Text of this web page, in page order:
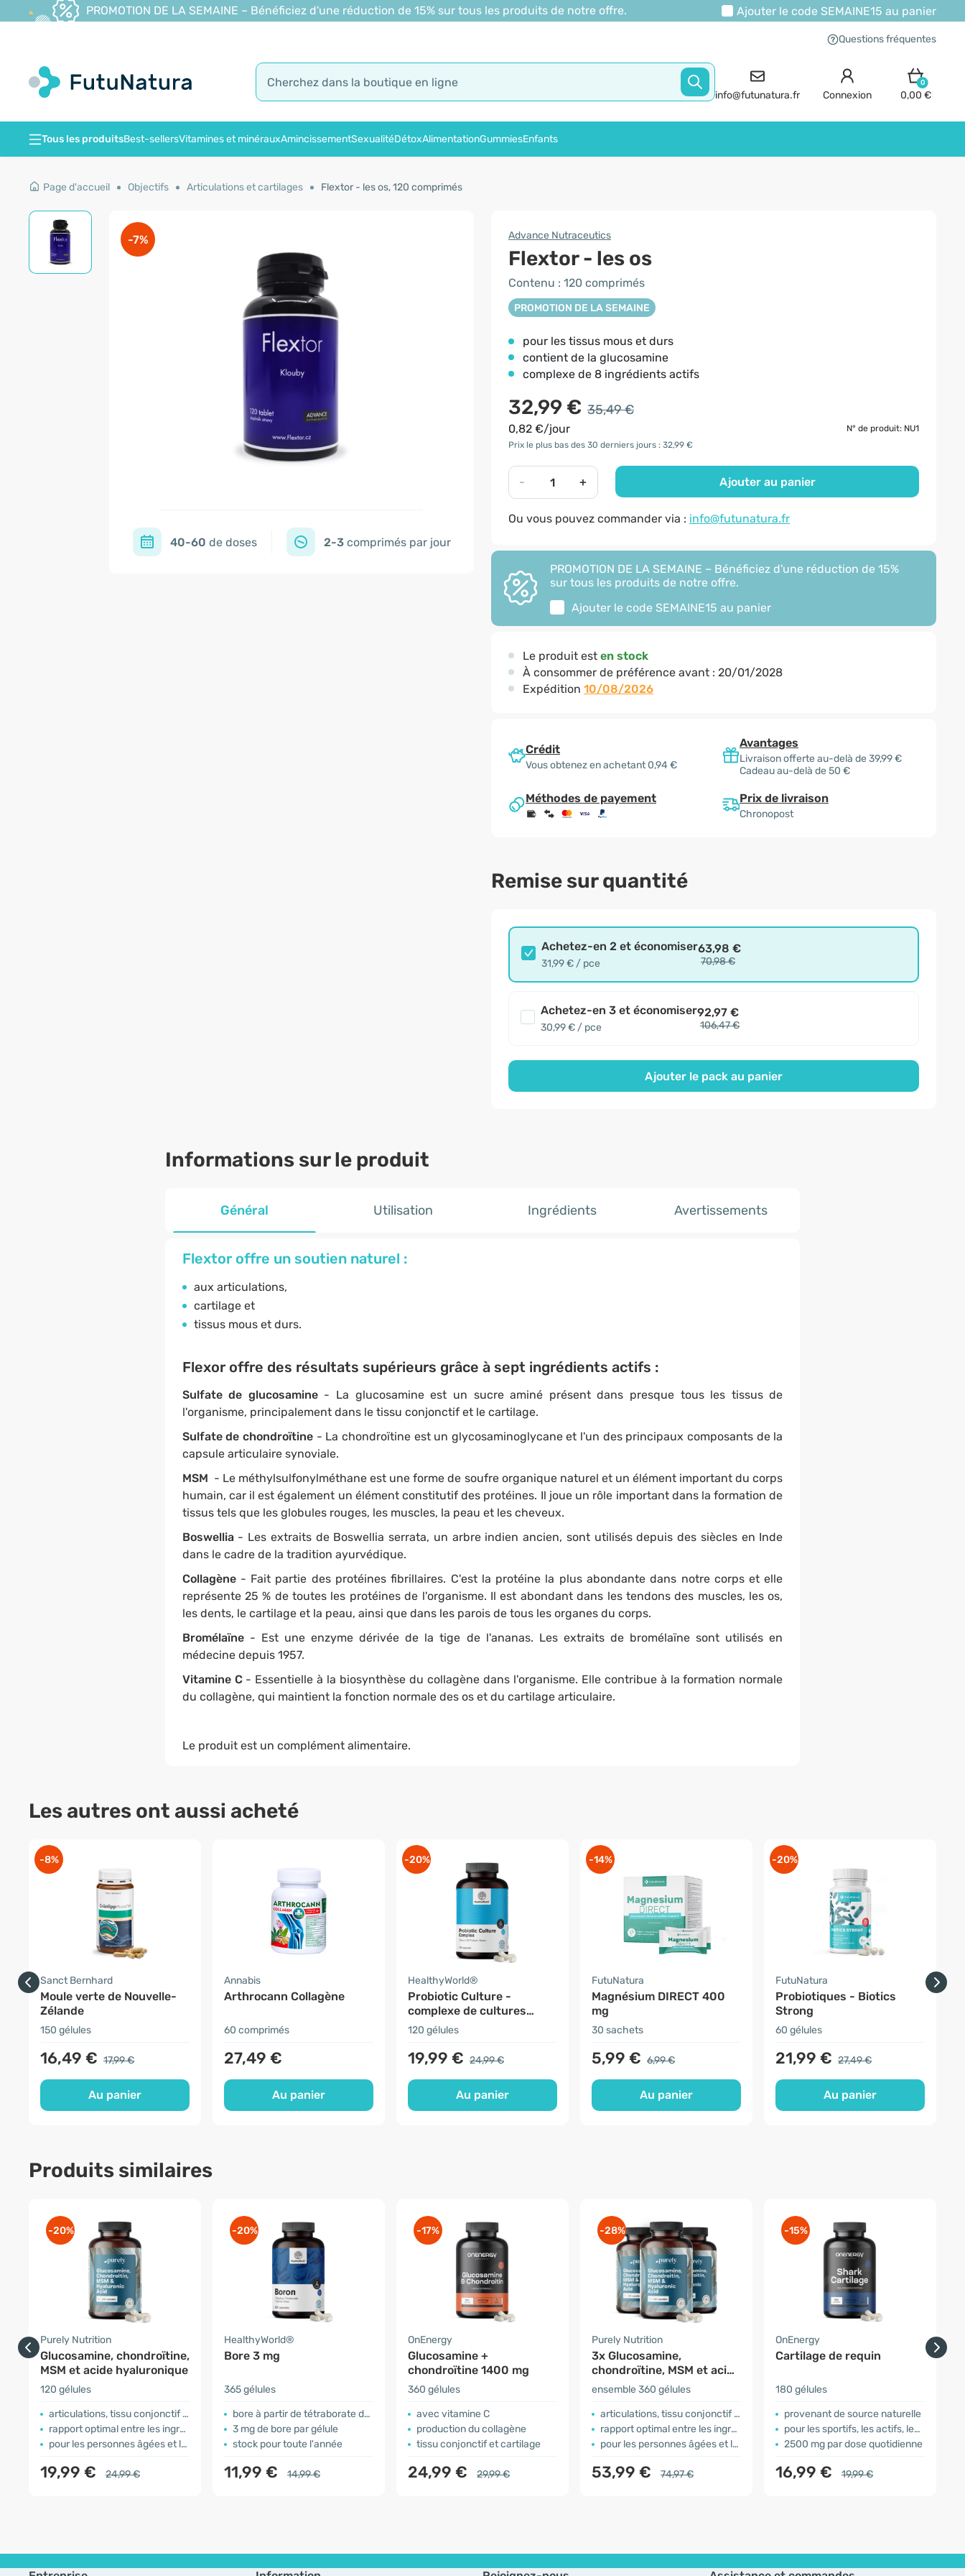
PROMOTION DE LA SEMAINE – Bénéficiez d'une réduction de 15% sur tous les produits de notre offre. Ajouter le code SEMAINE15 au panier
Questions fréquentes
info@futunatura.fr Connexion
0
0,00 €
Tous les produitsBest-sellersVitamines et minérauxAmincissementSexualitéDétoxAlimentationGummiesEnfants
Page d'accueil Objectifs Articulations et cartilages Flextor - les os, 120 comprimés
-7%
40-60 de doses 2-3comprimés par jour
Advance Nutraceutics
Flextor - les os
Contenu : 120 comprimés
PROMOTION DE LA SEMAINE
pour les tissus mous et durs
contient de la glucosamine
complexe de 8 ingrédients actifs
32,99 € 35,49 €
0,82 €/jour
N° de produit: NU1
Prix le plus bas des 30 derniers jours : 32,99 €
- + Ajouter au panier
Ou vous pouvez commander via : info@futunatura.fr
PROMOTION DE LA SEMAINE – Bénéficiez d'une réduction de 15%
sur tous les produits de notre offre.
Ajouter le code SEMAINE15 au panier
Le produit est en stock
À consommer de préférence avant : 20/01/2028
Expédition 10/08/2026
Crédit
Vous obtenez en achetant 0,94 €
Avantages
Livraison offerte au-delà de 39,99 €
Cadeau au-delà de 50 €
Méthodes de payement Prix de livraison
Chronopost
Remise sur quantité
Achetez-en 2 et économiser
31,99 € / pce
63,98 €
70,98 €
Achetez-en 3 et économiser
30,99 € / pce
92,97 €
106,47 €
Ajouter le pack au panier
Informations sur le produit
Général Utilisation Ingrédients Avertissements
Flextor offre un soutien naturel :
aux articulations,
cartilage et
tissus mous et durs.
Flexor offre des résultats supérieurs grâce à sept ingrédients actifs :
Sulfate de glucosamine - La glucosamine est un sucre aminé présent dans presque tous les tissus de
l'organisme, principalement dans le tissu conjonctif et le cartilage.
Sulfate de chondroïtine - La chondroïtine est un glycosaminoglycane et l'un des principaux composants de la
capsule articulaire synoviale.
MSM - Le méthylsulfonylméthane est une forme de soufre organique naturel et un élément important du corps
humain, car il est également un élément constitutif des protéines. Il joue un rôle important dans la formation de
tissus tels que les globules rouges, les muscles, la peau et les cheveux.
Boswellia- Les extraits de Boswellia serrata, un arbre indien ancien, sont utilisés depuis des siècles en Inde
dans le cadre de la tradition ayurvédique.
Collagène - Fait partie des protéines fibrillaires. C'est la protéine la plus abondante dans notre corps et elle
représente 25 % de toutes les protéines de l'organisme. Il est abondant dans les tendons des muscles, les os,
les dents, le cartilage et la peau, ainsi que dans les parois de tous les organes du corps.
Bromélaïne - Est une enzyme dérivée de la tige de l'ananas. Les extraits de bromélaïne sont utilisés en
médecine depuis 1957.
Vitamine C- Essentielle à la biosynthèse du collagène dans l'organisme. Elle contribue à la formation normale
du collagène, qui maintient la fonction normale des os et du cartilage articulaire.
Le produit est un complément alimentaire.
Les autres ont aussi acheté
-8%
Sanct Bernhard
Moule verte de Nouvelle-
Zélande
150 gélules
16,49 € 17,99 €
Au panier
Annabis
Arthrocann Collagène
60 comprimés
27,49 €
Au panier
-20%
HealthyWorld®
Probiotic Culture -
complexe de cultures
microbiologiques
120 gélules
19,99 € 24,99 €
Au panier
-14%
FutuNatura
Magnésium DIRECT 400
mg
30 sachets
5,99 € 6,99 €
Au panier
-20%
FutuNatura
Probiotiques - Biotics
Strong
60 gélules
21,99 € 27,49 €
Au panier
Produits similaires
-20%
Purely Nutrition
Glucosamine, chondroïtine,
MSM et acide hyaluronique
120 gélules
articulations, tissu conjonctif et cartilage
rapport optimal entre les ingrédients
pour les personnes âgées et les sportifs
19,99 € 24,99 €
-20%
HealthyWorld®
Bore 3 mg
365 gélules
bore à partir de tétraborate de disodium
3 mg de bore par gélule
stock pour toute l'année
11,99 € 14,99 €
-17%
OnEnergy
Glucosamine +
chondroïtine 1400 mg
360 gélules
avec vitamine C
production du collagène
tissu conjonctif et cartilage
24,99 € 29,99 €
-28%
Purely Nutrition
3x Glucosamine,
chondroïtine, MSM et acide
hyaluronique
ensemble 360 gélules
articulations, tissu conjonctif et cartilage
rapport optimal entre les ingrédients
pour les personnes âgées et les sportifs
53,99 € 74,97 €
-15%
OnEnergy
Cartilage de requin
180 gélules
provenant de source naturelle
pour les sportifs, les actifs, les personnes âgées...
2500 mg par dose quotidienne
16,99 € 19,99 €